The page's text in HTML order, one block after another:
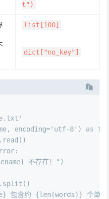
t")
list[100]
dict["no_key"]
encoding='utf-8' ) as f:
不存在！" )
包含约 {len (words)} 个单